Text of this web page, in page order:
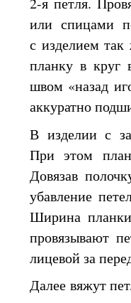
или спицами
с изделием так
планку в круг
швом «назад
аккуратно
В изделиис
При этом
Довязав
убавление
Ширина
провязывают
лицевойза
Далее вяжут